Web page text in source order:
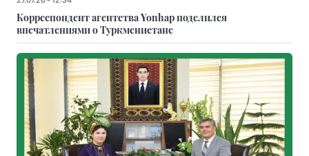
Корреспондент агентства Yonhap поделился
впечатлениями о Туркменистане